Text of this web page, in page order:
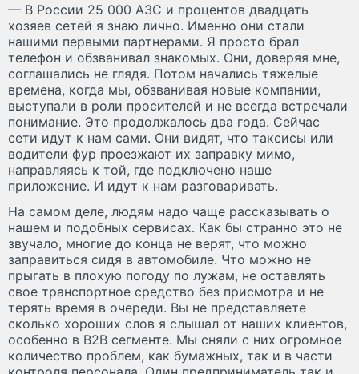
— В России 25 000 АЗС и процентов двадцать
хозяев сетей я знаю лично. Именно они стали
нашими первыми партнерами. Я просто брал
телефон и обзванивал знакомых. Они, доверяя мне,
соглашались не глядя. Потом начались тяжелые
времена, когда мы, обзванивая новые компании,
выступали в роли просителей и не всегда встречали
понимание. Это продолжалось два года. Сейчас
сети идут к нам сами. Они видят, что таксисы или
водители фур проезжают их заправку мимо,
направляясь к той, где подключено наше
приложение. И идут к нам разговаривать.
На самом деле, людям надо чаще рассказывать о
нашем и подобных сервисах. Как бы странно это не
звучало, многие до конца не верят, что можно
заправиться сидя в автомобиле. Что можно не
прыгать в плохую погоду по лужам, не оставлять
свое транспортное средство без присмотра и не
терять время в очереди. Вы не представляете
сколько хороших слов я слышал от наших клиентов,
особенно в B2В сегменте. Мы сняли с них огромное
количество проблем, как бумажных, так и в части